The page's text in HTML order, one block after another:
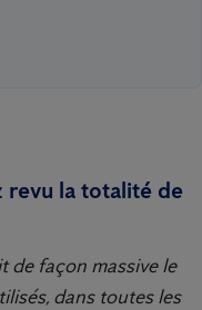
revu la totalité de
de façon massive le
dans toutes les